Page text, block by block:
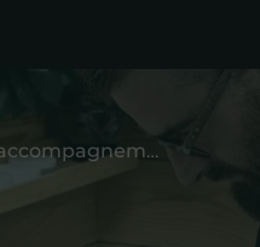
Opticien : pourquoi un accompagnement sur mesure fait la différence ?